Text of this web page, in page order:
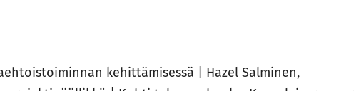
kehittämisessä | Hazel Salminen,